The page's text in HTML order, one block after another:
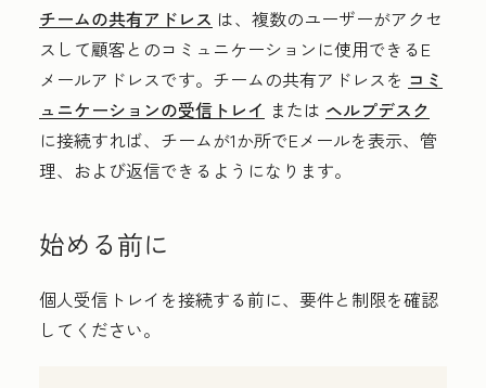
チームの共有アドレス は、複数のユーザーがアクセ
スして顧客とのコミュニケーションに使用できるE
メールアドレスです。チームの共有アドレスを コミ
ュニケーションの受信トレイ または ヘルプデスク
に接続すれば、チームが1か所でEメールを表示、管
理、および返信できるようになります。
始める前に
個人受信トレイを接続する前に、要件と制限を確認
してください。